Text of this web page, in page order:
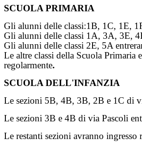
SCUOLA PRIMARIA
Gli alunni delle classi:1B, 1C, 1E,
Gli alunni delle classi 1A, 3A, 3E,
Gli alunni delle classi 2E, 5A
Le altre classi della Scuola Primaria
regolarmente.
SCUOLA DELL'INFANZIA
Le sezioni 5B, 4B, 3B, 2B e 1C di
Le sezioni 3B e 4B di via Pascoli
Le restanti sezioni avranno ingresso